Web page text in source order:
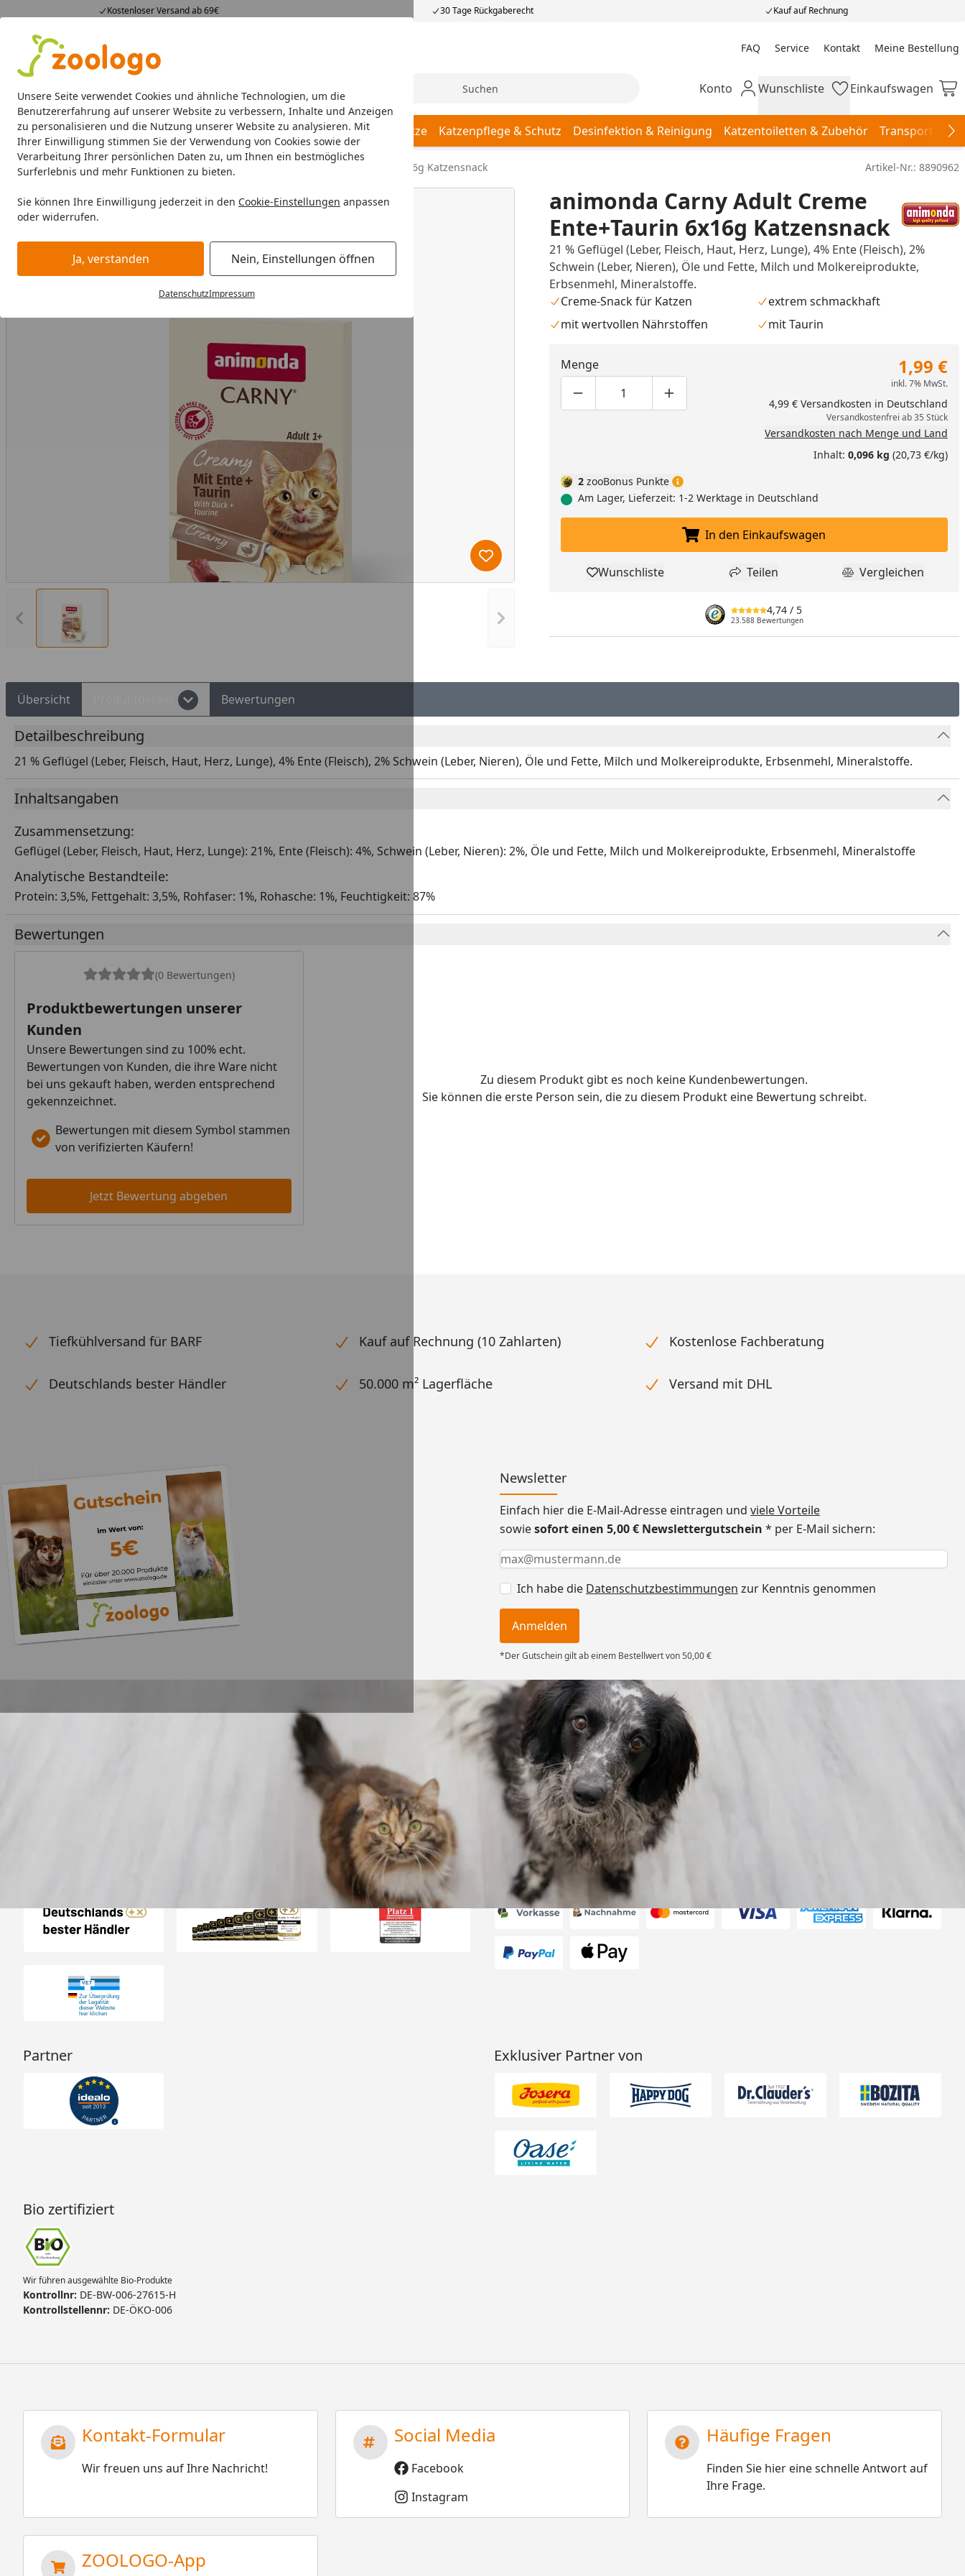
Unsere Seite verwendet Cookies und ähnliche Technologien, um die
Benutzererfahrung auf unserer Website zu verbessern, Inhalte und Anzeigen
zu personalisieren und die Nutzung unserer Website zu analysieren. Mit
Ihrer Einwilligung stimmen Sie der Verwendung von Cookies sowie der
Verarbeitung Ihrer persönlichen Daten zu, um Ihnen ein bestmögliches
Surferlebnis und mehr Funktionen zu bieten.
Sie können Ihre Einwilligung jederzeit in den Cookie-Einstellungen anpassen
oder widerrufen.
Ja, verstanden Nein, Einstellungen öffnen
DatenschutzImpressum
Kostenloser Versand ab 69€ 30 Tage Rückgaberecht Kauf auf Rechnung
4,74
23.588 Bewertungen FAQ Service Kontakt Meine Bestellung
Meine Bestellung
Alle Produkte
Alle Produkte Angebote Neuheiten Sommerhits Suche Mein Konto
Konto Wunschliste
Wunschliste Einkaufswagen
Einkaufswagen
Katze Katzenfutter Futternäpfe & Trinkbrunnen Katzenschlafplätze Katzenpflege & Schutz Desinfektion & Reinigung Katzentoiletten & Zubehör Transport &
Startseite
Katze Katzenfutter Snacks animonda Carny Adult Creme Ente+Taurin 6x16g Katzensnack Artikel-Nr.: 8890962
Vorheriges Bild anzeigen Nächstes Bild anzeigen
Produkt zur Wunschliste hinzufügen
animonda Carny Adult Creme
Ente+Taurin 6x16g Katzensnack
21 % Geflügel (Leber, Fleisch, Haut, Herz, Lunge), 4% Ente (Fleisch), 2%
Schwein (Leber, Nieren), Öle und Fette, Milch und Molkereiprodukte,
Erbsenmehl, Mineralstoffe.
Creme-Snack für Katzen
extrem schmackhaft
mit wertvollen Nährstoffen
mit Taurin
Menge
Produktmenge um eins verringern
Produktmenge manuell eingeben
Produktmenge um eins erhöhen
1,99 €
inkl. 7% MwSt.
4,99 € Versandkosten in Deutschland
Versandkostenfrei ab 35 Stück
Versandkosten nach Menge und Land
Inhalt: 0,096 kg (20,73 €/kg)
2 zooBonus Punkte
Am Lager, Lieferzeit: 1-2 Werktage in Deutschland
In den Einkaufswagen legen
In den Einkaufswagen
Produkt zur Wunschliste hinzufügen
Wunschliste Teilen
Teilen Produkt
Vergleichen
4,74 / 5
23.588 Bewertungen
Übersicht Bewertungen
Detailbeschreibung
21 % Geflügel (Leber, Fleisch, Haut, Herz, Lunge), 4% Ente (Fleisch), 2% Schwein (Leber, Nieren), Öle und Fette, Milch und Molkereiprodukte, Erbsenmehl, Mineralstoffe.
Inhaltsangaben
Zusammensetzung:
Geflügel (Leber, Fleisch, Haut, Herz, Lunge): 21%, Ente (Fleisch): 4%, Schwein (Leber, Nieren): 2%, Öle und Fette, Milch und Molkereiprodukte, Erbsenmehl, Mineralstoffe
Analytische Bestandteile:
Protein: 3,5%, Fettgehalt: 3,5%, Rohfaser: 1%, Rohasche: 1%, Feuchtigkeit: 87%
Bewertungen
(0 Bewertungen)
Produktbewertungen unserer
Kunden
Unsere Bewertungen sind zu 100% echt.
Bewertungen von Kunden, die ihre Ware nicht
bei uns gekauft haben, werden entsprechend
gekennzeichnet.
Bewertungen mit diesem Symbol stammen
von verifizierten Käufern!
Jetzt Bewertung abgeben
Zu diesem Produkt gibt es noch keine Kundenbewertungen.
Sie können die erste Person sein, die zu diesem Produkt eine Bewertung schreibt.
Tiefkühlversand für BARF Kauf auf Rechnung (10 Zahlarten) Kostenlose Fachberatung
Deutschlands bester Händler 50.000 m² Lagerfläche Versand mit DHL
Newsletter
Einfach hier die E-Mail-Adresse eintragen und viele Vorteile
sowiesofort einen 5,00 € Newslettergutschein * per E-Mail sichern:
Keine Eingabe erforderlich
Eingabe erforderlich
E-Mail *
Ich habe die Datenschutzbestimmungen zur Kenntnis genommen
Anmelden
*Der Gutschein gilt ab einem Bestellwert von 50,00 €
„Gute Erfahrung mit
Zoologo,schnelle Lieferung, alles
top“
31.07.2026
Versand
Akzeptierte Zahlungsarten
Partner Exklusiver Partner von
Bio zertifiziert
Wir führen ausgewählte Bio-Produkte
Kontrollnr: DE-BW-006-27615-H
Kontrollstellennr: DE-ÖKO-006
Kontakt-Formular
Wir freuen uns auf Ihre Nachricht!
Social Media
Facebook
Instagram
Häufige Fragen
Finden Sie hier eine schnelle Antwort auf
Ihre Frage.
ZOOLOGO-App